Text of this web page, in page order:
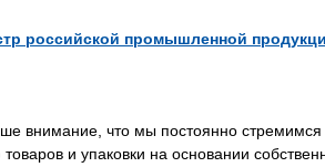
российской промышленной
внимание, что мы постоянно стремимся
и упаковки на основании